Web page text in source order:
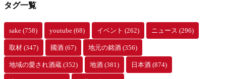
タグ一覧
sake (758) youtube (68) イベント (262) ニュース (296)
取材 (347) 國酒 (67) 地元の銘酒 (356)
地域の愛され酒蔵 (352) 地酒 (381) 日本酒 (874)